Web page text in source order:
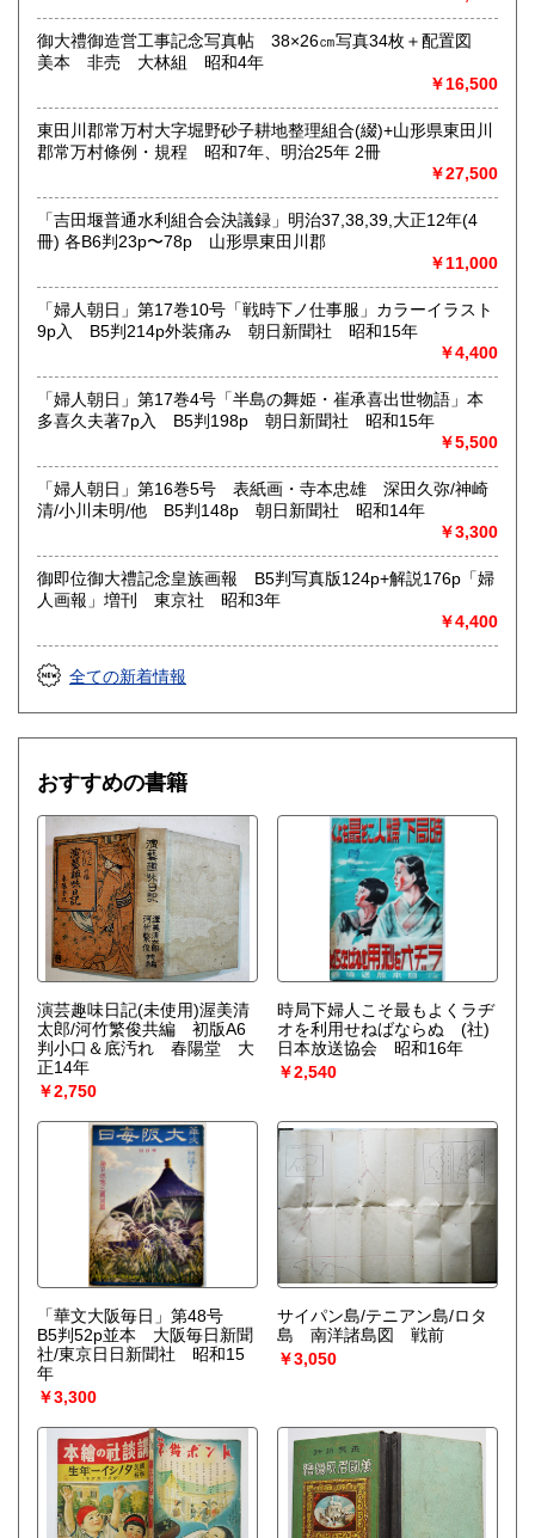
和本・開拓/植民資料・戦時資料・文学一般・詩歌句集・児童
書 ・児童資料・芸能/サブカル・広告資料・ポスター・版画/
刷り物 ・絵葉書・双六・地図/鳥瞰図
御大禮御造営工事記念写真帖 38×26㎝写真34枚＋配置図
美本 非売 大林組 昭和4年
￥16,500
東田川郡常万村大字堀野砂子耕地整理組合(綴)+山形県東田川
郡常万村條例・規程 昭和7年、明治25年 2冊
￥27,500
「吉田堰普通水利組合会決議録」明治37,38,39,大正12年(4
冊) 各B6判23p〜78p 山形県東田川郡
￥11,000
「婦人朝日」第17巻10号「戦時下ノ仕事服」カラーイラスト
9p入 B5判214p外装痛み 朝日新聞社 昭和15年
￥4,400
「婦人朝日」第17巻4号「半島の舞姫・崔承喜出世物語」本
多喜久夫著7p入 B5判198p 朝日新聞社 昭和15年
￥5,500
「婦人朝日」第16巻5号 表紙画・寺本忠雄 深田久弥/神崎
清/小川未明/他 B5判148p 朝日新聞社 昭和14年
￥3,300
御即位御大禮記念皇族画報 B5判写真版124p+解説176p「婦
人画報」増刊 東京社 昭和3年
￥4,400
全ての新着情報
おすすめの書籍
演芸趣味日記(未使用)渥美清
太郎/河竹繁俊共編 初版A6
判小口＆底汚れ 春陽堂 大
正14年
￥2,750
時局下婦人こそ最もよくラヂ
オを利用せねばならぬ (社)
日本放送協会 昭和16年
￥2,540
「華文大阪毎日」第48号
B5判52p並本 大阪毎日新聞
社/東京日日新聞社 昭和15
年
￥3,300
サイパン島/テニアン島/ロタ
島 南洋諸島図 戦前
￥3,050